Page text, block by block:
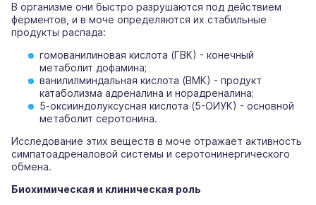
В организме они быстро разрушаются под действием
ферментов, и в моче определяются их стабильные
продукты распада:
гомованилиновая кислота (ГВК) - конечный
метаболит дофамина;
ванилилминдальная кислота (ВМК) - продукт
катаболизма адреналина и норадреналина;
5-оксииндолуксусная кислота (5-ОИУК) - основной
метаболит серотонина.
Исследование этих веществ в моче отражает активность
симпатоадреналовой системы и серотонинергического
обмена.
Биохимическая и клиническая роль